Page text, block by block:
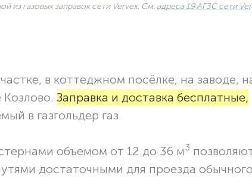
из газовых заправок сети Vervex. См. адреса 19 АГЗС сети
в коттеджном посёлке, на заводе,
Заправка и доставка бесплатные,
в газгольдер газ.
объемом от 12 до 36 м3
достаточными для проезда обычного